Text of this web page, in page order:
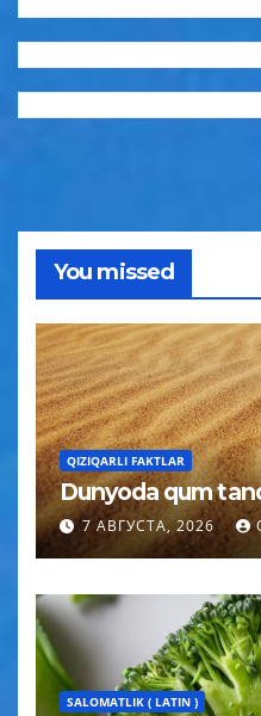
You missed
QIZIQARLI FAKTLAR
Dunyoda qum
7 АВГУСТА, 2026
SALOMATLIK ( LATIN )